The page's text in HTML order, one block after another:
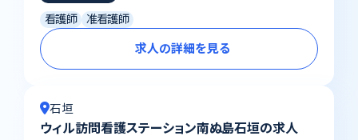
看護師
准看護師
求人の詳細を見る
石垣
ウィル訪問看護ステーション南ぬ島石垣の求人